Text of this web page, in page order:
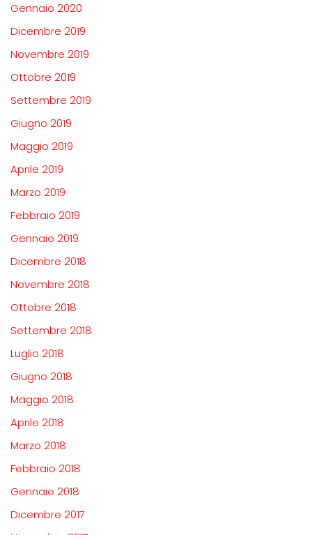
Gennaio 2020
Dicembre 2019
Novembre 2019
Ottobre 2019
Settembre 2019
Giugno 2019
Maggio 2019
Aprile 2019
Marzo 2019
Febbraio 2019
Gennaio 2019
Dicembre 2018
Novembre 2018
Ottobre 2018
Settembre 2018
Luglio 2018
Giugno 2018
Maggio 2018
Aprile 2018
Marzo 2018
Febbraio 2018
Gennaio 2018
Dicembre 2017